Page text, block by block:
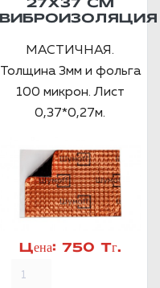
27Х37 СМ
ВИБРОИЗОЛЯЦИЯ
МАСТИЧНАЯ.
Толщина 3мм и фольга
100 микрон. Лист
0,37*0,27м.
Цена: 750 Тг.